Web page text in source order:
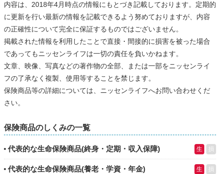
内容は、2018年4月時点の情報にもとづき記載しております。定期的
に更新を行い最新の情報を記載できるよう努めておりますが、内容
の正確性について完全に保証するものではございません。
掲載された情報を利用したことで直接・間接的に損害を被った場合
であってもニッセンライフは一切の責任を負いかねます。
文章、映像、写真などの著作物の全部、または一部をニッセンライ
フの了承なく複製、使用等することを禁じます。
保険商品等の詳細については、ニッセンライフへお問い合わせくだ
さい。
保険商品のしくみの一覧
代表的な生命保険商品(終身・定期・収入保障) 生 損
代表的な生命保険商品(養老・学資・年金) 生 損